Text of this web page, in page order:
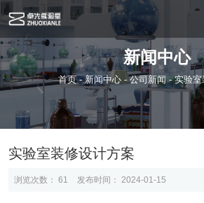
新闻中心
首页-新闻中心 -公司新闻 -实验室
实验室装修设计方案
浏览次数： 61 发布时间： 2024-01-15